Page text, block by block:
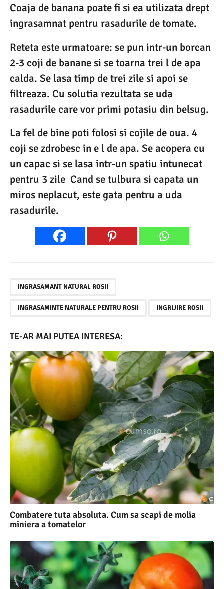
Coaja de banana poate fi si ea utilizata drept
ingrasamnat pentru rasadurile de tomate.
Reteta este urmatoare: se pun intr-un borcan
2-3 coji de banane si se toarna trei l de apa
calda. Se lasa timp de trei zile si apoi se
filtreaza. Cu solutia rezultata se uda
rasadurile care vor primi potasiu din belsug.
La fel de bine poti folosi si cojile de oua. 4
coji se zdrobesc in e l de apa. Se acopera cu
un capac si se lasa intr-un spatiu intunecat
pentru 3 zile Cand se tulbura si capata un
miros neplacut, este gata pentru a uda
rasadurile.
INGRASAMANT NATURAL ROSII
INGRASAMINTE NATURALE PENTRU ROSII INGRIJIRE ROSII
TE-AR MAI PUTEA INTERESA:
Combatere tuta absoluta. Cum sa scapi de molia
miniera a tomatelor